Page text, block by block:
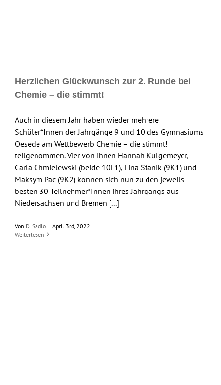
Herzlichen Glückwunsch zur 2. Runde bei
Chemie – die stimmt!
Auch in diesem Jahr haben wieder mehrere
Schüler*Innen der Jahrgänge 9 und 10 des Gymnasiums
Oesede am Wettbewerb Chemie – die stimmt!
teilgenommen. Vier von ihnen Hannah Kulgemeyer,
Carla Chmielewski (beide 10L1), Lina Stanik (9K1) und
Maksym Pac (9K2) können sich nun zu den jeweils
besten 30 Teilnehmer*Innen ihres Jahrgangs aus
Niedersachsen und Bremen [...]
Von D. Sadlo | April 3rd, 2022
Weiterlesen